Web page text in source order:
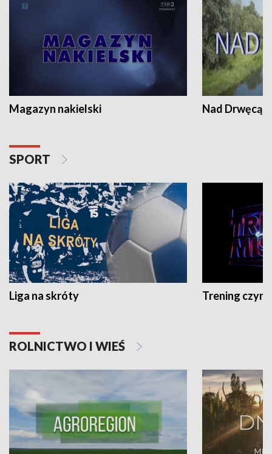
Magazyn nakielski Nad Drwęcą
SPORT
Liga na skróty Trening czyni
ROLNICTWO I WIEŚ